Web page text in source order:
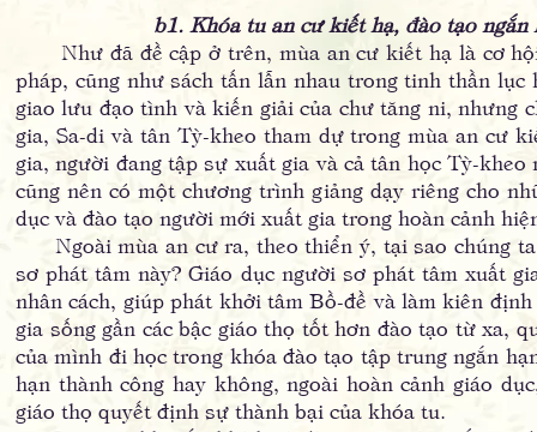
b1. Khóa tu an cư kiết hạ, đào tạo ngắn
Như đã đề cập ở trên, mùa an cư kiết hạ là cơ
pháp, cũng như sách tấn lẫn nhau trong tinh thần
giao lưu đạo tình và kiến giải của chư tăng ni, nhưng
gia, Sa-di và tân Tỳ-kheo tham dự trong mùa an cư
gia, người đang tập sự xuất gia và cả tân học Tỳ-
cũng nên có một chương trình giảng dạy riêng cho
dục và đào tạo người mới xuất gia trong hoàn cảnh
Ngoài mùa an cư ra, theo thiển ý, tại sao chúng
sơ phát tâm này? Giáo dục người sơ phát tâm xuất
nhân cách, giúp phát khởi tâm Bồ-đề và làm kiên
gia sống gần các bậc giáo thọ tốt hơn đào tạo từ xa,
của mình đi học trong khóa đào tạo tập trung ngắn
hạn thành công hay không, ngoài hoàn cảnh giáo
giáo thọ quyết định sự thành bại của khóa tu.